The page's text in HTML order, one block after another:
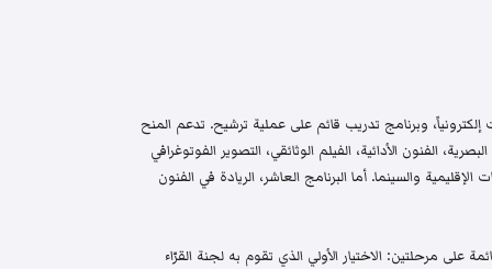
وبرنامج تدريب قائم على عملية ترشيح. تدعم المنح
الفنون الأدائية، الفيلم الوثائقي، التصوير الفوتوغرافي
والسينما. أما البرنامج العاشر، الريادة في الفنون
قائمة على مرحلتين: الاختيار الأولي الذي تقوم به لجنة القرّاء